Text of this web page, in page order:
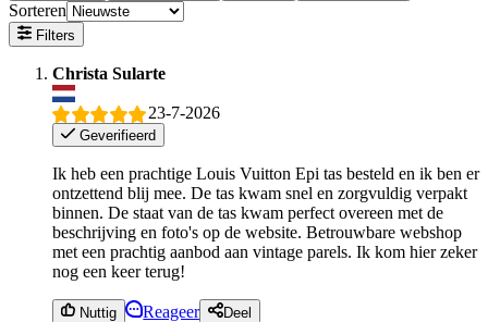
Sorteren
Filters
Christa Sularte
23-7-2026
Geverifieerd
Ik heb een prachtige Louis Vuitton Epi tas besteld en ik ben er
ontzettend blij mee. De tas kwam snel en zorgvuldig verpakt
binnen. De staat van de tas kwam perfect overeen met de
beschrijving en foto's op de website. Betrouwbare webshop
met een prachtig aanbod aan vintage parels. Ik kom hier zeker
nog een keer terug!
Nuttig Reageer Deel